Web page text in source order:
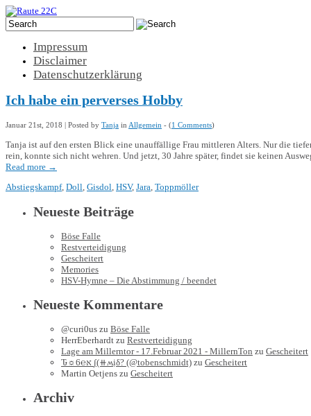
Impressum
Disclaimer
Datenschutzerklärung
Ich habe ein perverses Hobby
Januar 21st, 2018 | Posted by Tanja in Allgemein - (1 Comments)
Tanja ist auf den ersten Blick eine unauffällige Frau mittleren Alters. Nur die
rein, konnte sich nicht wehren. Und jetzt, 30 Jahre später, findet sie keinen
Read more →
Abstiegskampf, Doll, Gisdol, HSV, Jara, Toppmöller
Neueste Beiträge
Böse Falle
Restverteidigung
Gescheitert
Memories
HSV-Hymne – Die Abstimmung / beendet
Neueste Kommentare
@curi0us zu Böse Falle
HerrEberhardt zu Restverteidigung
Lage am Millerntor - 17.Februar 2021 - MillernTon zu Gescheitert
Ԏ☼6℮א ∫(⧺ʍịδ? (@tobenschmidt) zu Gescheitert
Martin Oetjens zu Gescheitert
Archiv